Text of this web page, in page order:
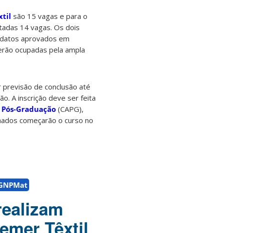
são 15 vagas e para o
14 vagas. Os dois
aprovados em
ocupadas pela ampla
de conclusão até
A inscrição deve ser feita
Graduação (CAPG),
começarão o curso no